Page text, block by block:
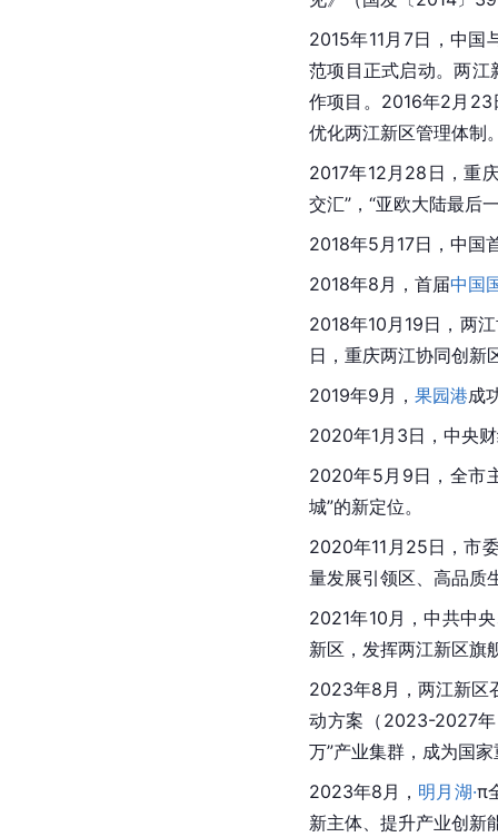
2015年11月7日，中国
范项目正式启动。两江
作项目。2016年2月23
优化两江新区管理体制
2017年12月28日，重
交汇”，“亚欧大陆最后
2018年5月17日，中国
2018年8月，首届中国
2018年10月19日，两
日，重庆两江协同创新
2019年9月， 果园港成
2020年1月3日，中央
2020年5月9日，全市
城”的新定位。
2020年11月25日，市
量发展引领区、高品质
2021年10月，中共中
新区，发挥两江新区旗
2023年8月，两江新区
动方案（2023-2027年
万”产业集群，成为国
2023年8月， 明月湖·π
新主体、提升产业创新